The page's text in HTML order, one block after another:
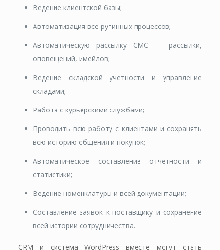
Ведение клиентской базы;
Автоматизация все рутинных процессов;
Автоматическую рассылку СМС — рассылки,
оповещений, имейлов;
Ведение складской учетности и управление
складами;
Работа с курьерскими службами;
Проводить всю работу с клиентами и сохранять
всю историю общения и покупок;
Автоматическое составление отчетности и
статистики;
Ведение номенклатуры и всей документации;
Составление заявок к поставщику и сохранение
всей истории сотрудничества.
CRM и система WordPress вместе могут стать